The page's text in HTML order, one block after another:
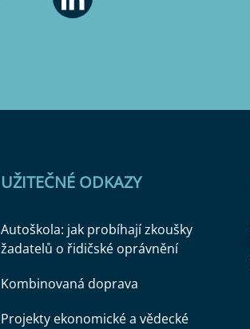
UŽITEČNÉ ODKAZY
Autoškola: jak probíhají zkoušky
žadatelů o řidičské oprávnění
Kombinovaná doprava
Projekty ekonomické a vědecké